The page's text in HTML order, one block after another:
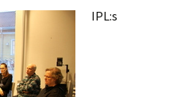
IPL:s